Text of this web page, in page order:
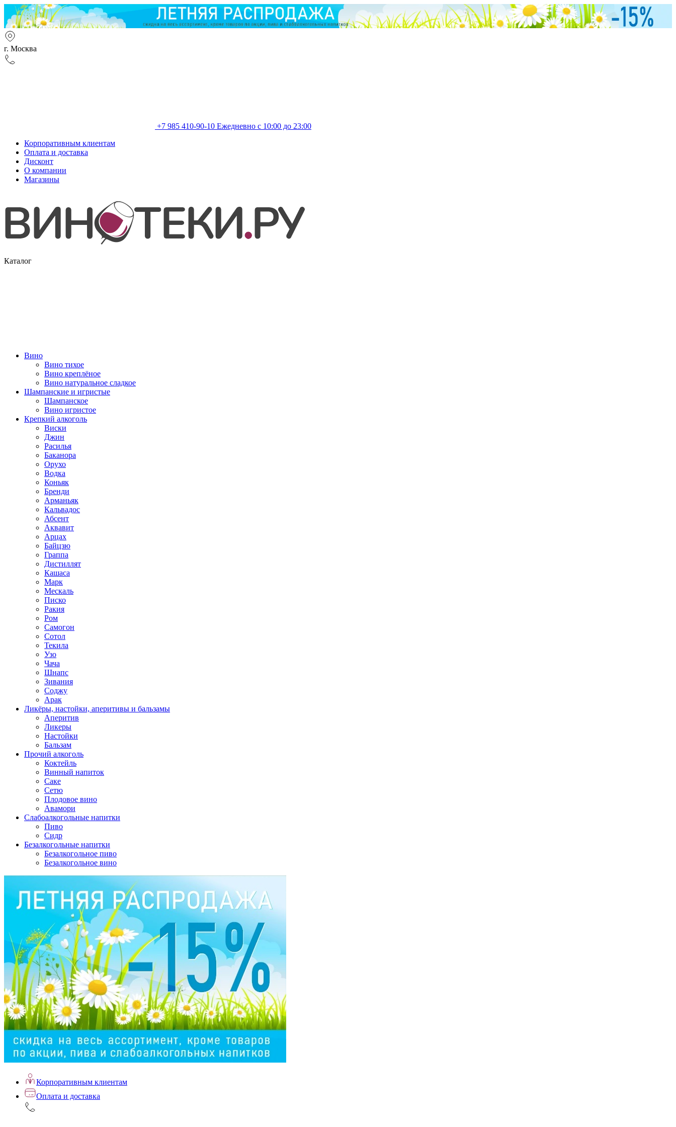
г. Москва
+7 985 410-90-10 Ежедневно с 10:00 до 23:00
Корпоративным клиентам
Оплата и доставка
Дисконт
О компании
Магазины
Каталог
Вино
Вино тихое
Вино креплёное
Вино натуральное сладкое
Шампанские и игристые
Шампанское
Вино игристое
Крепкий алкоголь
Виски
Джин
Расилья
Баканора
Орухо
Водка
Коньяк
Бренди
Арманьяк
Кальвадос
Абсент
Аквавит
Арцах
Байцзю
Граппа
Дистиллят
Кашаса
Марк
Мескаль
Писко
Ракия
Ром
Самогон
Сотол
Текила
Узо
Чача
Шнапс
Зивания
Соджу
Арак
Ликёры, настойки, аперитивы и бальзамы
Аперитив
Ликеры
Настойки
Бальзам
Прочий алкоголь
Коктейль
Винный напиток
Саке
Сетю
Плодовое вино
Авамори
Слабоалкогольные напитки
Пиво
Сидр
Безалкогольные напитки
Безалкогольное пиво
Безалкогольное вино
Корпоративным клиентам
Оплата и доставка